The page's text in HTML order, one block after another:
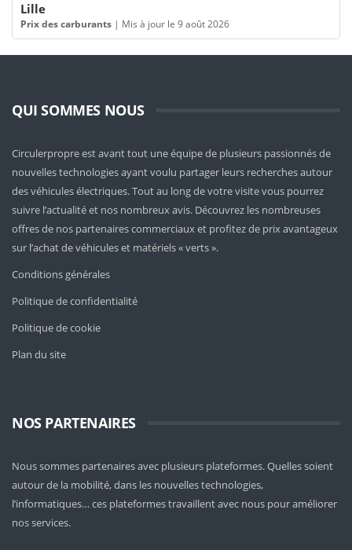
Lille
Prix des carburants | Mis à jour le 9 août 2026
QUI SOMMES NOUS
Circulerpropre est avant tout une équipe de plusieurs passionnés de
nouvelles technologies ayant voulu partager leurs recherches autour
des véhicules électriques. Tout au long de votre visite vous pourrez
suivre l’actualité et nos nombreux avis. Découvrez les nombreuses
offres de nos partenaires commerciaux et profitez de prix avantageux
sur l’achat de véhicules et matériels « verts ».
Conditions générales
Politique de confidentialité
Politique de cookie
Plan du site
NOS PARTENAIRES
Nous sommes partenaires avec plusieurs plateformes. Quelles soient
autour de la mobilité, dans les nouvelles technologies,
l’informatiques… ces plateformes travaillent avec nous pour améliorer
nos services.